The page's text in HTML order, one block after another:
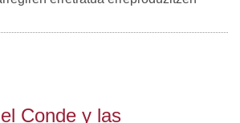
Conde y las